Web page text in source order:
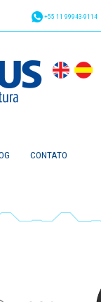
+55 11 99943-9114
CONTATO